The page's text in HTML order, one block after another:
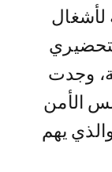
لأشغال
وجدت
الأمن
المتحدة رقم 2654، والذي يهم